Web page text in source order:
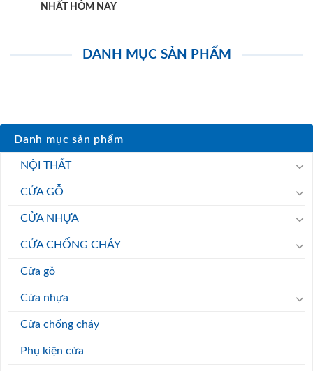
NHẤT HÔM NAY
DANH MỤC SẢN PHẨM
Danh mục sản phẩm
NỘI THẤT
CỬA GỖ
CỬA NHỰA
CỬA CHỐNG CHÁY
Cửa gỗ
Cửa nhựa
Cửa chống cháy
Phụ kiện cửa